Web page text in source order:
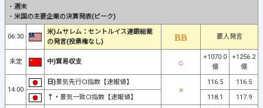
・ 週末
・ 米国の主要企業の決算発表(ピーク)
06:30
米)ムサレム：セントルイス連銀総裁
の発言(投票権なし)
要人発言
未定 中)貿易収支
+1070.0
億
+1256.2
億
14:00
日)景気先行CI指数【速報値】 116.5
116.5
↑・ 景気一致CI指数【速報値】 118.1 117.9